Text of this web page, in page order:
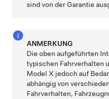
sind von der Garantie
ANMERKUNG
Die oben aufgeführten
typischen Fahrverhalten
Model X jedoch auf
abhängig von
Fahrverhalten,